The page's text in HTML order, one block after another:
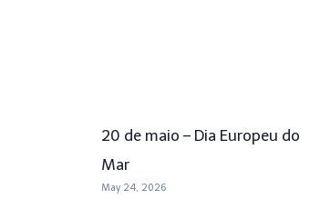
20 de maio – Dia Europeu do
Mar
May 24, 2026